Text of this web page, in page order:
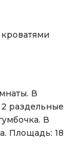
В
раздельные
В
Площадь: 18